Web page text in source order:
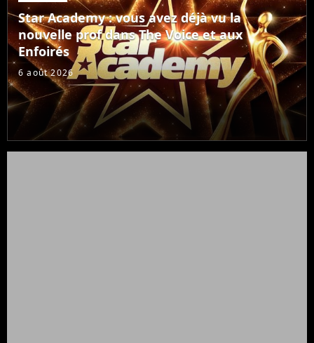
Star Academy : vous avez déjà vu la
nouvelle prof dans The Voice et aux
Enfoirés
6 août 2026